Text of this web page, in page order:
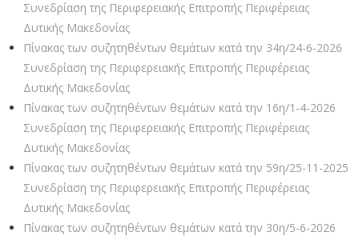
Συνεδρίαση της Περιφερειακής Επιτροπής Περιφέρειας
Δυτικής Μακεδονίας
Πίνακας των συζητηθέντων θεμάτων κατά την 34η/24-6-2026
Συνεδρίαση της Περιφερειακής Επιτροπής Περιφέρειας
Δυτικής Μακεδονίας
Πίνακας των συζητηθέντων θεμάτων κατά την 16η/1-4-2026
Συνεδρίαση της Περιφερειακής Επιτροπής Περιφέρειας
Δυτικής Μακεδονίας
Πίνακας των συζητηθέντων θεμάτων κατά την 59η/25-11-2025
Συνεδρίαση της Περιφερειακής Επιτροπής Περιφέρειας
Δυτικής Μακεδονίας
Πίνακας των συζητηθέντων θεμάτων κατά την 30η/5-6-2026